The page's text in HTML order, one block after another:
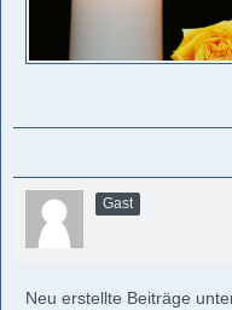
Gast
Neu erstellte Beiträge